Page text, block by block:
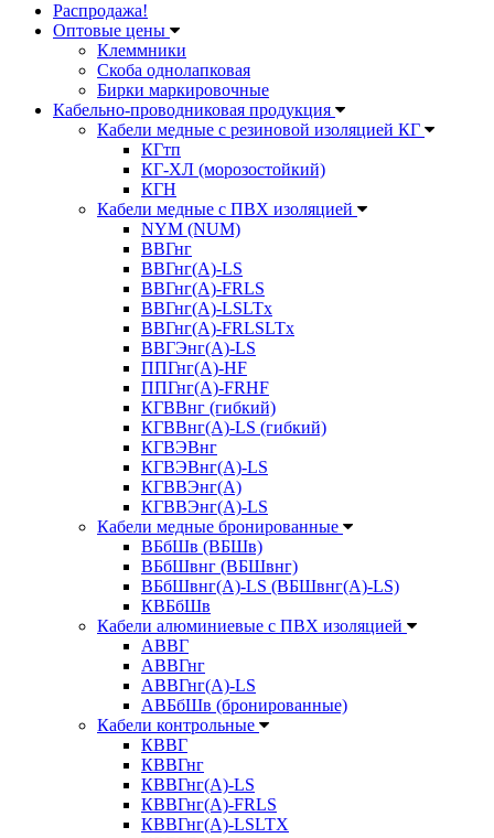
Распродажа!
Оптовые цены
Клеммники
Скоба однолапковая
Бирки маркировочные
Кабельно-проводниковая продукция
Кабели медные с резиновой изоляцией КГ
КГтп
КГ-ХЛ (морозостойкий)
КГН
Кабели медные с ПВХ изоляцией
NYM (NUM)
ВВГнг
ВВГнг(А)-LS
ВВГнг(А)-FRLS
ВВГнг(A)-LSLTx
ВВГнг(A)-FRLSLTx
ВВГЭнг(А)-LS
ППГнг(А)-HF
ППГнг(А)-FRHF
КГВВнг (гибкий)
КГВВнг(А)-LS (гибкий)
КГВЭВнг
КГВЭВнг(А)-LS
КГВВЭнг(А)
КГВВЭнг(А)-LS
Кабели медные бронированные
ВБбШв (ВБШв)
ВБбШвнг (ВБШвнг)
ВБбШвнг(А)-LS (ВБШвнг(А)-LS)
КВБбШв
Кабели алюминиевые с ПВХ изоляцией
АВВГ
АВВГнг
АВВГнг(А)-LS
АВБбШв (бронированные)
Кабели контрольные
КВВГ
КВВГнг
КВВГнг(А)-LS
КВВГнг(А)-FRLS
КВВГнг(А)-LSLTX